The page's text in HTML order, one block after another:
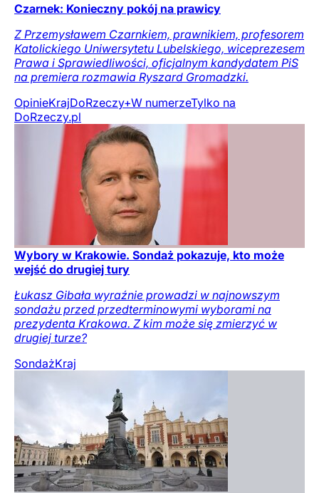
Czarnek: Konieczny pokój na prawicy
Z Przemysławem Czarnkiem, prawnikiem, profesorem
Katolickiego Uniwersytetu Lubelskiego, wiceprezesem
Prawa i Sprawiedliwości, oficjalnym kandydatem PiS
na premiera rozmawia Ryszard Gromadzki.
OpinieKrajDoRzeczy+W numerzeTylko na
DoRzeczy.pl
Wybory w Krakowie. Sondaż pokazuje, kto może
wejść do drugiej tury
Łukasz Gibała wyraźnie prowadzi w najnowszym
sondażu przed przedterminowymi wyborami na
prezydenta Krakowa. Z kim może się zmierzyć w
drugiej turze?
SondażKraj